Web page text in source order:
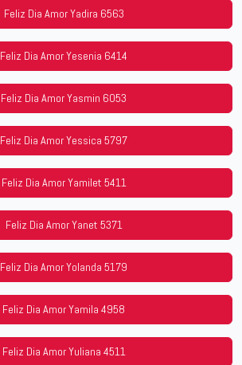
Feliz Dia Amor Yadira 6563
Feliz Dia Amor Yesenia 6414
Feliz Dia Amor Yasmin 6053
Feliz Dia Amor Yessica 5797
Feliz Dia Amor Yamilet 5411
Feliz Dia Amor Yanet 5371
Feliz Dia Amor Yolanda 5179
Feliz Dia Amor Yamila 4958
Feliz Dia Amor Yuliana 4511